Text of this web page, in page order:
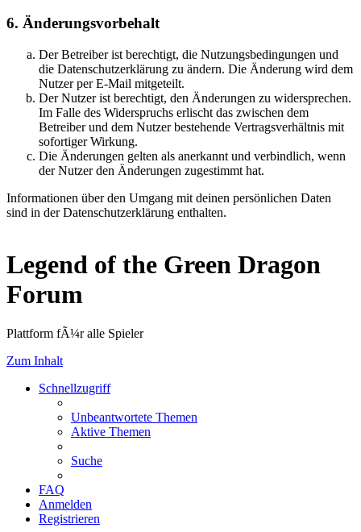
6. Änderungsvorbehalt
Der Betreiber ist berechtigt, die Nutzungsbedingungen und
die Datenschutzerklärung zu ändern. Die Änderung wird dem
Nutzer per E-Mail mitgeteilt.
Der Nutzer ist berechtigt, den Änderungen zu widersprechen.
Im Falle des Widerspruchs erlischt das zwischen dem
Betreiber und dem Nutzer bestehende Vertragsverhältnis mit
sofortiger Wirkung.
Die Änderungen gelten als anerkannt und verbindlich, wenn
der Nutzer den Änderungen zugestimmt hat.
Informationen über den Umgang mit deinen persönlichen Daten
sind in der Datenschutzerklärung enthalten.
Legend of the Green Dragon
Forum
Plattform fÃ¼r alle Spieler
Zum Inhalt
Schnellzugriff
Unbeantwortete Themen
Aktive Themen
Suche
FAQ
Anmelden
Registrieren